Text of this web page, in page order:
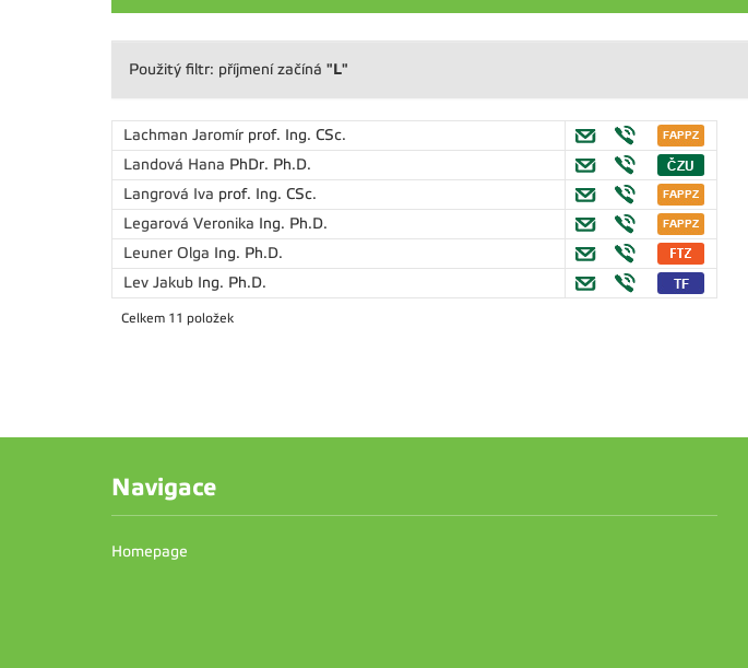
Použitý filtr: příjmení začíná "L"
Lachman Jaromír prof. Ing. CSc.
Landová Hana PhDr. Ph.D.
Langrová Iva prof. Ing. CSc.
Legarová Veronika Ing. Ph.D.
Leuner Olga Ing. Ph.D.
Lev Jakub Ing. Ph.D.
Celkem 11 položek
Navigace
Homepage